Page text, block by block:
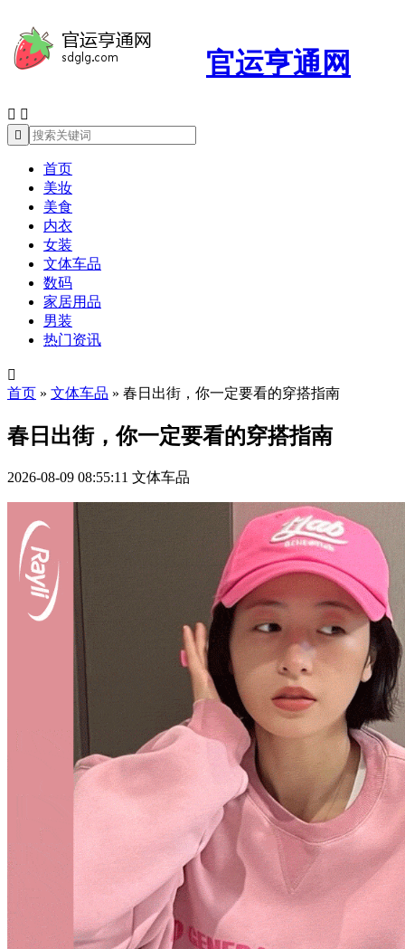
官运亨通网
 

首页
美妆
美食
内衣
女装
文体车品
数码
家居用品
男装
热门资讯

首页 » 文体车品 » 春日出街，你一定要看的穿搭指南
春日出街，你一定要看的穿搭指南
2026-08-09 08:55:11 文体车品